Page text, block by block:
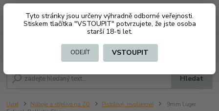
Tyto stránky jsou určeny výhradně odborné veřejnosti.
Stiskem tlačítka "VSTOUPIT" potvrzujete, že jste osoba
starší 18-ti let.
ODEJÍT VSTOUPIT
CZK
Hledat
+420 603794370 za0 Kč
Úvod Náboje a střelivo na ZO Pistolové, revolverové
9mm Luger